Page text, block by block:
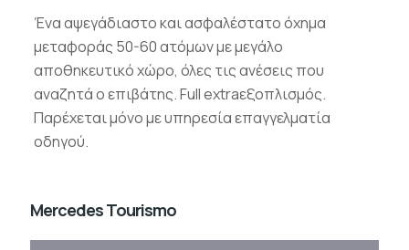
Ένα αψεγάδιαστο και ασφαλέστατο όχημα
μεταφοράς 50-60 ατόμων με μεγάλο
αποθηκευτικό χώρο, όλες τις ανέσεις που
αναζητά ο επιβάτης. Full extraεξοπλισμός.
Παρέχεται μόνο με υπηρεσία επαγγελματία
οδηγού.
Mercedes Tourismo